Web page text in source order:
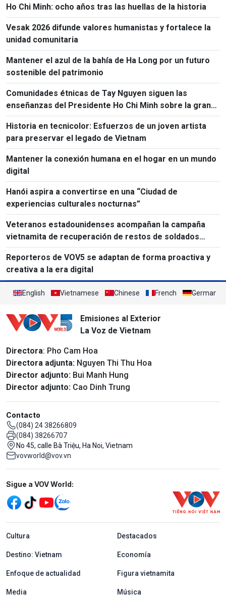
Ho Chi Minh: ocho años tras las huellas de la historia
Vesak 2026 difunde valores humanistas y fortalece la
unidad comunitaria
Mantener el azul de la bahía de Ha Long por un futuro
sostenible del patrimonio
Comunidades étnicas de Tay Nguyen siguen las
enseñanzas del Presidente Ho Chi Minh sobre la gran
unidad nacional
Historia en tecnicolor: Esfuerzos de un joven artista
para preservar el legado de Vietnam
Mantener la conexión humana en el hogar en un mundo
digital
Hanói aspira a convertirse en una “Ciudad de
experiencias culturales nocturnas”
Veteranos estadounidenses acompañan la campaña
vietnamita de recuperación de restos de soldados
caídos
Reporteros de VOV5 se adaptan de forma proactiva y
creativa a la era digital
English Vietnamese Chinese French German
Emisiones al Exterior
La Voz de Vietnam
Directora: Pho Cam Hoa
Directora adjunta: Nguyen Thi Thu Hoa
Director adjunto: Bui Manh Hung
Director adjunto: Cao Dinh Trung
Contacto
(084) 24 38266809
(084) 38266707
No 45, calle Bà Triệu, Ha Noi, Vietnam
vovworld@vov.vn
Mạng xã hội
Sigue a VOV World:
menu footer tiếng Tây ban nha
Cultura Destacados
Destino: Vietnam Economía
Enfoque de actualidad Figura vietnamita
Media Música